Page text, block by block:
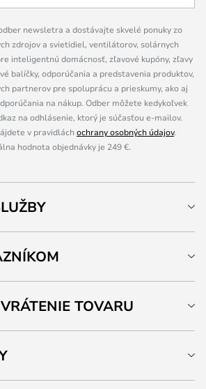
newsletra a dostávajte skvelé ponuky zo
zdrojov a svietidiel, ventilátorov, solárnych
inteligentnú domácnosť, zľavové kupóny, zľavy
balíčky, odporúčania a predstavenia produktov,
partnerov pre spoluprácu a prieskumy, ako aj
na nákup. Odber môžete kedykoľvek
na odhlásenie, ktorý je súčasťou e-mailov.
v pravidláchochrany osobných údajov.
hodnota objednávky je 249 €.
TOVARU